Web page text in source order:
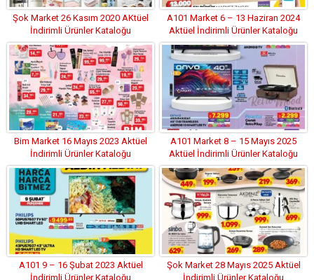
Şok Market 26 Kasım 2020 AKtüel
İndirimli Ürünler Kataloğu
A101 Market 6 – 13 Haziran 2024
Aktüel İndirimli Ürünler Kataloğu
Bim Market 16 Mayıs 2023 Aktüel
İndirimli Ürünler Kataloğu
A101 Market 8 – 15 Mayıs 2025
Aktüel İndirimli Ürünler Kataloğu
A101 9 – 16 Şubat 2023 Aktüel
İndirimli Ürünler Kataloğu
Şok Market 28 Mayıs 2025 Aktüel
İndirimli Ürünler Kataloğu